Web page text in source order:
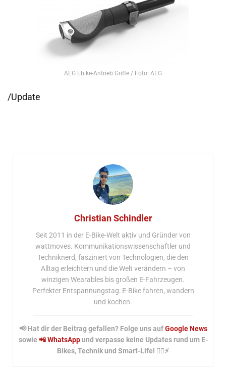
AEG Ebike-Antrieb Griffe / Foto: AEG
/Update
Christian Schindler
Seit 2011 in der E-Bike-Welt aktiv und Gründer von
wattmoves. Kommunikationswissenschaftler und
Techniknerd, fasziniert von Technologien, die den
Alltag erleichtern und die Welt verändern – von
winzigen Wearables bis großen E-Fahrzeugen.
Perfekter Entspannungstag: E-Bike fahren, wandern
und kochen.
📢 Hat dir der Beitrag gefallen? Folge uns aufGoogle News
sowie 📲 WhatsAppund verpasse keine Updates rund um E-
Bikes, Technik und Smart-Life! 🚴‍♂️⚡